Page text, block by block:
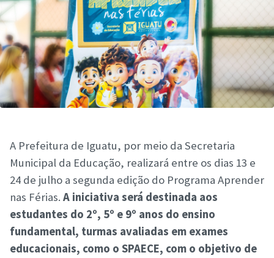
A Prefeitura de Iguatu, por meio da Secretaria
Municipal da Educação, realizará entre os dias 13 e
24 de julho a segunda edição do Programa Aprender
nas Férias. A iniciativa será destinada aos
estudantes do 2º, 5º e 9º anos do ensino
fundamental, turmas avaliadas em exames
educacionais, como o SPAECE, com o objetivo de